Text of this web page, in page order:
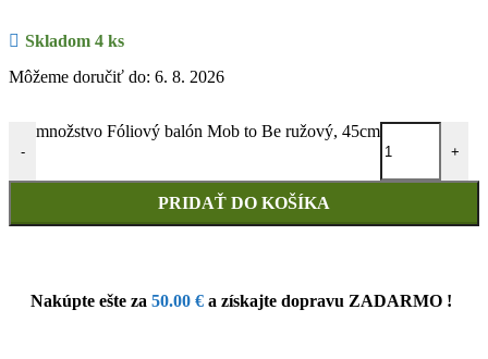
Skladom 4 ks
Môžeme doručiť do: 6. 8. 2026
-
množstvo Fóliový balón Mob to Be ružový, 45cm
+
PRIDAŤ DO KOŠÍKA
Nakúpte ešte za 50.00 € a získajte dopravu ZADARMO !